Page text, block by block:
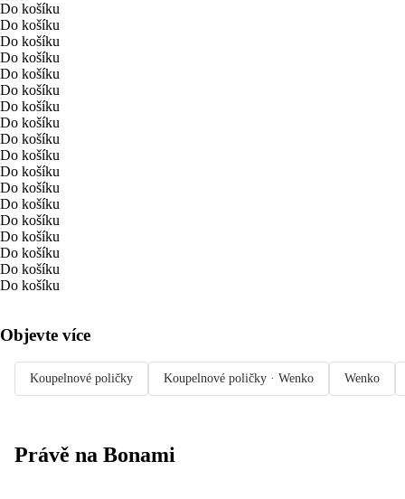
Do košíku
Do košíku
Do košíku
Do košíku
Do košíku
Do košíku
Do košíku
Do košíku
Do košíku
Do košíku
Do košíku
Do košíku
Do košíku
Do košíku
Do košíku
Do košíku
Do košíku
Do košíku
Objevte více
Koupelnové poličky Koupelnové poličky · Wenko Wenko
Právě na Bonami